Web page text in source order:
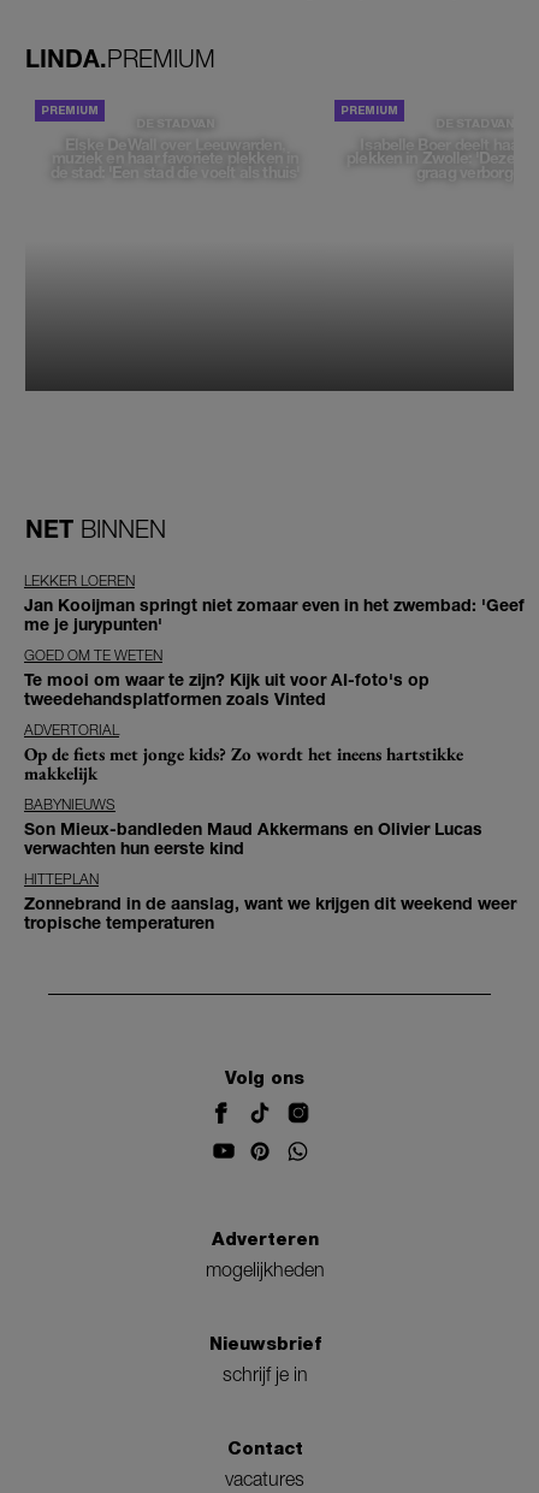
LINDA.PREMIUM
DE STAD VAN
Elske DeWall over Leeuwarden,
muziek en haar favoriete plekken in
de stad: 'Een stad die voelt als thuis'
DE STAD VAN
Isabelle Boer deelt haar
plekken in Zwolle: 'Deze
graag verborgen'
NET BINNEN
LEKKER LOEREN
Jan Kooijman springt niet zomaar even in het zwembad: 'Geef
me je jurypunten'
GOED OM TE WETEN
Te mooi om waar te zijn? Kijk uit voor AI-foto's op
tweedehandsplatformen zoals Vinted
ADVERTORIAL
Op de fiets met jonge kids? Zo wordt het ineens hartstikke
makkelijk
BABYNIEUWS
Son Mieux-bandleden Maud Akkermans en Olivier Lucas
verwachten hun eerste kind
HITTEPLAN
Zonnebrand in de aanslag, want we krijgen dit weekend weer
tropische temperaturen
Volg ons
Adverteren
mogelijkheden
Nieuwsbrief
schrijf je in
Contact
vacatures